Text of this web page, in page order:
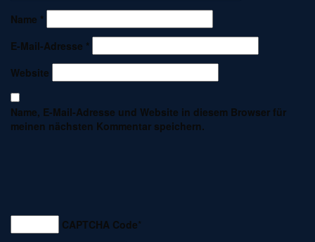
Name *
E-Mail-Adresse *
Website
Name, E-Mail-Adresse und Website in diesem Browser für
meinen nächsten Kommentar speichern.
CAPTCHA Code*